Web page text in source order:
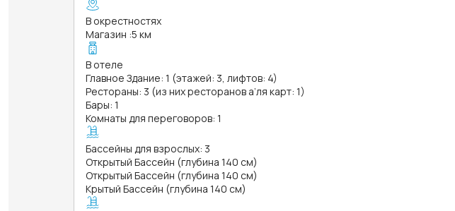
В окрестностях
Магазин :5 км
В отеле
Главное Здание: 1 (этажей: 3, лифтов: 4)
Рестораны: 3 (из них ресторанов а’ля карт: 1)
Бары: 1
Комнаты для переговоров: 1
Бассейны для взрослых: 3
Открытый Бассейн (глубина 140 см)
Открытый Бассейн (глубина 140 см)
Крытый Бассейн (глубина 140 см)